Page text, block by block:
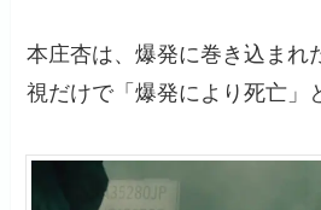
本庄杏は、爆発に巻き込まれ
視だけで「爆発により死亡」